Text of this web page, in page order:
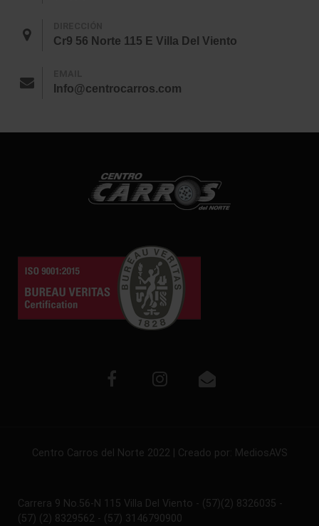
Cr9 56 Norte 115 E Villa Del Viento
Info@centrocarros.com
Centro Carros del Norte 2022 | Creado por: MediosAVS
Carrera 9 No.56-N 115 Villa Del Viento - (57)(2) 8326035 -
(57) (2) 8329562 - (57) 3146790900